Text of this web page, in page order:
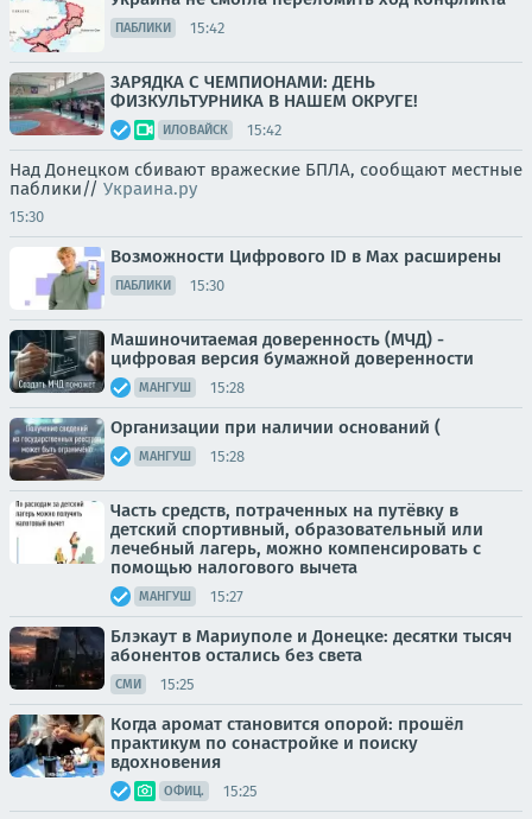
ПАБЛИКИ 15:42
ЗАРЯДКА С ЧЕМПИОНАМИ: ДЕНЬ
ФИЗКУЛЬТУРНИКА В НАШЕМ ОКРУГЕ!
ИЛОВАЙСК 15:42
Над Донецком сбивают вражеские БПЛА, сообщают местные
паблики// Украина.ру
15:30
Возможности Цифрового ID в Мах расширены
ПАБЛИКИ 15:30
Машиночитаемая доверенность (МЧД) -
цифровая версия бумажной доверенности
МАНГУШ 15:28
Организации при наличии оснований (
МАНГУШ 15:28
Часть средств, потраченных на путёвку в
детский спортивный, образовательный или
лечебный лагерь, можно компенсировать с
помощью налогового вычета
МАНГУШ 15:27
Блэкаут в Мариуполе и Донецке: десятки тысяч
абонентов остались без света
СМИ 15:25
Когда аромат становится опорой: прошёл
практикум по сонастройке и поиску
вдохновения
ОФИЦ. 15:25